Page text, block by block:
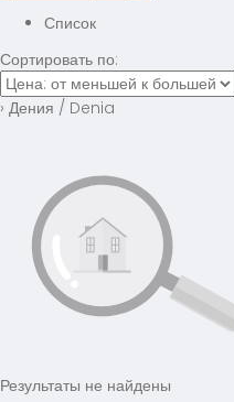
Список
Сортировать по:
› Дения / Denia
Результаты не найдены